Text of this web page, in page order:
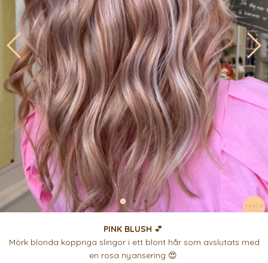
PINK BLUSH 💕
Mörk blonda koppriga slingor i ett blont hår som avslutats med
en rosa nyansering 😍